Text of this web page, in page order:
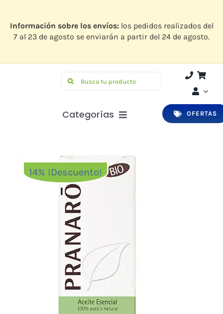
contenido
Información sobre los envíos:los pedidos realizados del
7 al 23 de agosto se enviarán a partir del 24 de agosto.
Buscar:
Categorías
Higiene y Belleza
Infantil
Vitaminas y Suplementos
Alimentación
OFERTAS
14% ¡Descuento!